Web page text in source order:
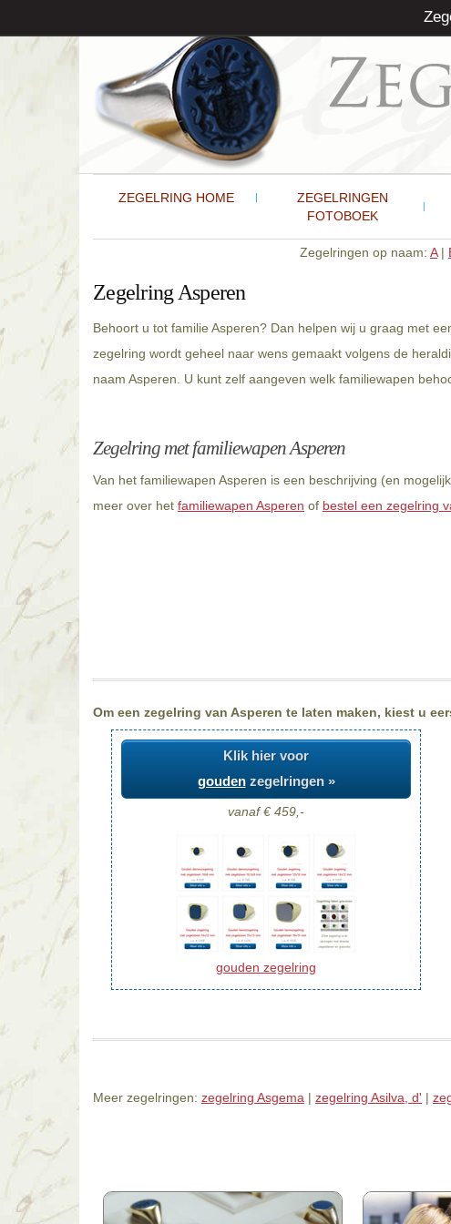
ZEGELRING HOME
ZEGELRINGEN
FOTOBOEK
Zegelringen op naam: A|
Zegelring Asperen
Behoort u tot familie Asperen? Dan helpen wij u graag met
zegelring wordt geheel naar wens gemaakt volgens de
naam Asperen. U kunt zelf aangeven welk familiewapen
Zegelring met familiewapen Asperen
Van het familiewapen Asperen is een beschrijving (en
meer over het familiewapen Asperen of bestel een zegelring
Om een zegelring van Asperen te laten maken, kiest u
Klik hier voor
goudenzegelringen »
vanaf € 459,-
gouden zegelring
Meer zegelringen: zegelring Asgema | zegelring Asilva, d' |